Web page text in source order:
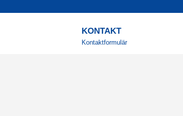
KONTAKT
Kontaktformulär